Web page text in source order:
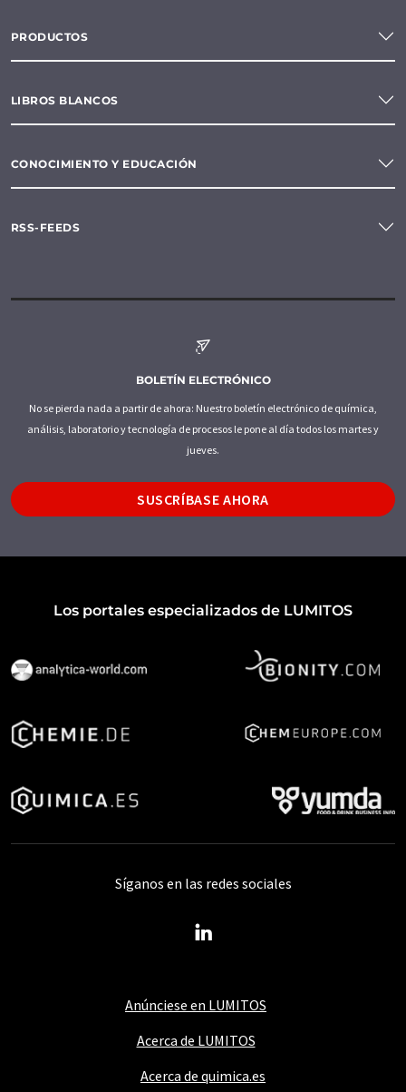
PRODUCTOS
LIBROS BLANCOS
CONOCIMIENTO Y EDUCACIÓN
RSS-FEEDS
BOLETÍN ELECTRÓNICO
No se pierda nada a partir de ahora: Nuestro boletín electrónico de química,
análisis, laboratorio y tecnología de procesos le pone al día todos los martes y
jueves.
SUSCRÍBASE AHORA
Los portales especializados de LUMITOS
Anúnciese en LUMITOS
Acerca de LUMITOS
Acerca de quimica.es
Síganos en las redes sociales